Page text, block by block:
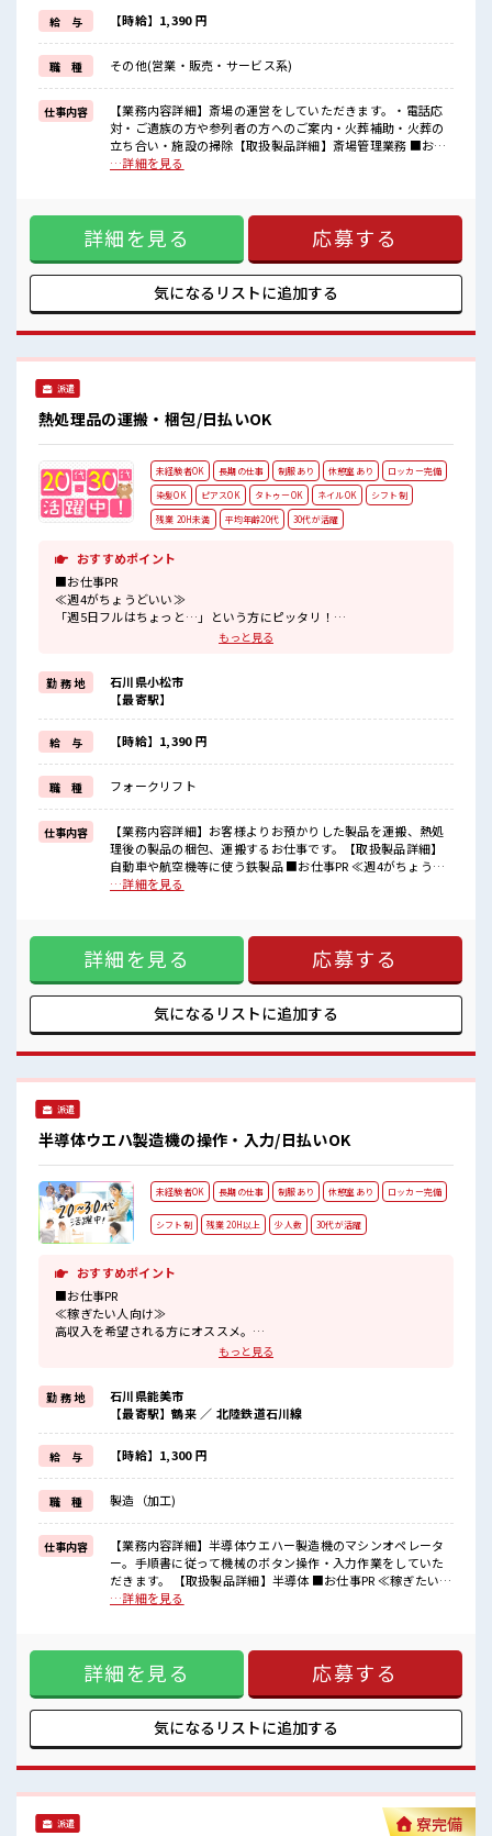
派手過ぎなければ髪型や髪色自由♪
(規定有)≪ラクラク制服アリ≫
制服があるので、
毎日の服装の悩み解消♪
≪様々なお仕事をご提案≫
一人で悩まず気軽に相談できる、
派遣のお仕事です！
■職場の雰囲気
明るすぎたり奇抜過ぎなければヘアカラーOK！
仕事の合間の息抜きは休憩室で♪
給 与 【時給】1,390 円
職 種 その他(営業・販売・サービス系)
仕事内容
【業務内容詳細】斎場の運営をしていただきます。・電話応
対・ご遺族の方や参列者の方へのご案内・火葬補助・火葬の
立ち合い・施設の掃除【取扱製品詳細】斎場管理業務 ■お仕
事PR ≪経験者活躍中≫ これまでの経験を活かしませんか？ ブ
未満で、 ほどよく稼げます♪ ≪モチベーションもUP≫ 派手
過ぎなければ髪型や髪色自由♪ (規定有)≪ラクラク制服アリ
≫ 制服があるので、 毎日の服装の悩み解消♪ ≪様々なお仕事
をご提案≫ 一人で悩まず気軽に相談できる、 派遣のお仕事で
アットホームな環境☆ 明るすぎたり奇抜過ぎなければヘアカ
…詳細を見る
詳細を見る 応募する
気になるリストに追加する
派遣
熱処理品の運搬・梱包/日払いOK
未経験者OK 長期の仕事 制服あり 休憩室あり
ロッカー完備
染髪OK
ピアスOK タトゥーOK ネイルOK
シフト制
残業 20H未満
平均年齢20代 30代が活躍
おすすめポイント
■お仕事PR
≪週4がちょうどいい≫
「週5日フルはちょっと…」という方にピッタリ！
≪ちょっとの残業で収入アップ≫
ほどよく稼げます♪
≪髪色自由で自分らしく働く≫
明るすぎたり奇抜でなければ基本的に自由！
(規定有)制服があると毎日の服選びに悩まずOK♪
≪初めての仕事だけど自分にもできそう≫
新しいことにチャレンジするのは不安だけど、
しっかり働く環境が整っています！
イチからスキルUP・ステップUP目指していきましょう！
■職場の雰囲気
派手すぎなければ多少のヘアカラーもOKなのはウレシイPoint☆
20代が多数活躍中！
社会人経験が浅くてもOK！
もっと見る
勤 務 地
石川県小松市
【最寄駅】
給 与 【時給】1,390 円
職 種 フォークリフト
仕事内容
【業務内容詳細】お客様よりお預かりした製品を運搬、熱処
理後の製品の梱包、運搬するお仕事です。【取扱製品詳細】
自動車や航空機等に使う鉄製品 ■お仕事PR ≪週4がちょうど
いい≫ 「週5日フルはちょっと…」という方にピッタリ！ ≪
奇抜でなければ基本的に自由！ (規定有)制服があると毎日の
服選びに悩まずOK♪ ≪初めての仕事だけど自分にもできそう
≫ 新しいことにチャレンジするのは不安だけど、 しっかり働
く環境が整っています！ イチからスキルUP・ステップUP目
指していきましょう！ ■職場の雰囲気 派手すぎなければ多少
のヘアカラーもOKなのはウレシイPoint☆ 20代が多数活躍
しょ！
…詳細を見る
詳細を見る 応募する
気になるリストに追加する
派遣
半導体ウエハ製造機の操作・入力/日払いOK
未経験者OK 長期の仕事 制服あり 休憩室あり ロッカー完備
シフト制 残業 20H以上 少人数 30代が活躍
おすすめポイント
■お仕事PR
≪稼ぎたい人向け≫
高収入を希望される方にオススメ。
残業は月20時間以上あります♪
制服があるので、
毎日の服装の悩み解消♪
≪未経験OKの仕事≫
新しいことにチャレンジするのは不安だけど、
しっかり働く環境が整っています！
イチからスキルUP・ステップUP目指していきましょう！
≪様々なお仕事をご提案≫
一人で悩まず気軽に相談できる、
派遣のお仕事です！
■職場の雰囲気
少人数ですぐに馴染むことができそう♪
アットホームな環境☆
安心してお仕事に集中♪
残業がしっかりあるお仕事！
もっと見る
勤 務 地
石川県能美市
【最寄駅】鶴来 ／ 北陸鉄道石川線
給 与 【時給】1,300 円
職 種 製造（加工)
仕事内容
【業務内容詳細】半導体ウエハー製造機のマシンオペレータ
ー。手順書に従って機械のボタン操作・入力作業をしていた
だきます。 【取扱製品詳細】半導体 ■お仕事PR ≪稼ぎたい人
向け≫ 高収入を希望される方にオススメ。 残業は月20時間以
ンジするのは不安だけど、 しっかり働く環境が整っていま
す！ イチからスキルUP・ステップUP目指していきましょ
う！ ≪様々なお仕事をご提案≫ 一人で悩まず気軽に相談でき
る、 派遣のお仕事です！ ■職場の雰囲気 少人数ですぐに馴染
むことができそう♪ アットホームな環境☆ 一息つける休憩ス
ペースもあります！ ロッカーあり！ 安心してお仕事に集中♪
…詳細を見る
詳細を見る 応募する
気になるリストに追加する
派遣 寮完備